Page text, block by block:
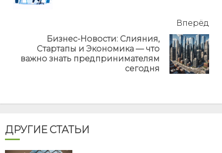
Вперёд
post:
Бизнес-Новости: Слияния,
Стартапы и Экономика — что
важно знать предпринимателям
сегодня
ДРУГИЕ СТАТЬИ